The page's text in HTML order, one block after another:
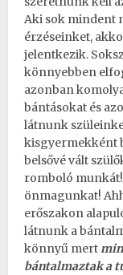
Aki sok mindent
érzéseinket,
jelentkezik.
könnyebben
azonban
bántásokat és
látnunk
kisgyermekként
belsővé vált
romboló
önmagunkat!
erőszakon
látnunk a
könnyű mert
bántalmaztak a